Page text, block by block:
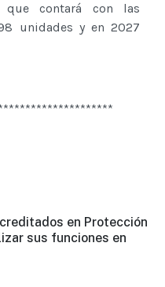
que contará con las
unidades y en 2027
en Protección
sus funciones en